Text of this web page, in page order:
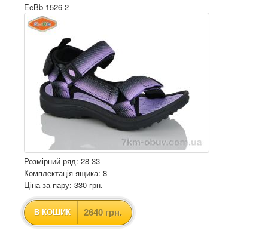
EeBb 1526-2
Розмірний ряд: 28-33
Комплектація ящика: 8
Ціна за пару: 330 грн.
В КОШИК 2640 грн.